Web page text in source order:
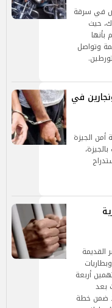
في سرقة
حيث
وتواصل
في
الجيزة
أربعة
بعد
ضمن خطة